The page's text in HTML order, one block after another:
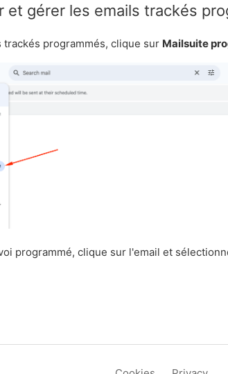
et gérer les emails trackés
trackés programmés, clique sur Mailsuite
programmé, clique sur l'email et